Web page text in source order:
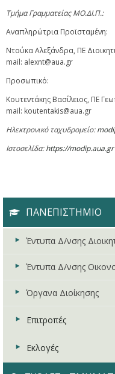
Τμήμα Γραμματείας ΜΟ.ΔΙ.Π.:
Αναπληρώτρια Προϊσταμένη:
Ντούκα Αλεξάνδρα, ΠΕ
mail: alexnt@aua.gr
Προσωπικό:
Κουτεντάκης Βασίλειος, ΠΕ
mail: koutentakis@aua.gr
Ηλεκτρονικό ταχυδρομείο:
Ιστοσελίδα:https://modip.aua.gr
ΠΑΝΕΠΙΣΤΗΜΙΟ
Έντυπα Δ/νσης
Αιτήσεις - Άδειες -
Νομοθεσία
Μέλη ΔΕΠ
Δικαιολογητικά
Επιμόρφωση
Έντυπα Δ/νσης
Διάφορα Έντυπα
Έντυπα
Έντυπα Οδοιπορικών
Όργανα Διοίκησης
Πρακτικά Συγκλήτου
Πρακτικά Συμβουλίου
Επιτροπές
Εκλογές